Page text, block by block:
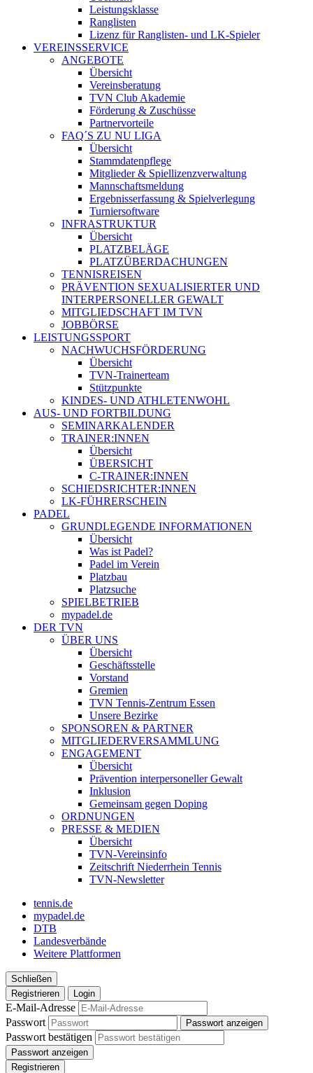
Leistungsklasse
Ranglisten
Lizenz für Ranglisten- und LK-Spieler
VEREINSSERVICE
ANGEBOTE
Übersicht
Vereinsberatung
TVN Club Akademie
Förderung & Zuschüsse
Partnervorteile
FAQ´S ZU NU LIGA
Übersicht
Stammdatenpflege
Mitglieder & Spiellizenzverwaltung
Mannschaftsmeldung
Ergebnisserfassung & Spielverlegung
Turniersoftware
INFRASTRUKTUR
Übersicht
PLATZBELÄGE
PLATZÜBERDACHUNGEN
TENNISREISEN
PRÄVENTION SEXUALISIERTER UND
INTERPERSONELLER GEWALT
MITGLIEDSCHAFT IM TVN
JOBBÖRSE
LEISTUNGSSPORT
NACHWUCHSFÖRDERUNG
Übersicht
TVN-Trainerteam
Stützpunkte
KINDES- UND ATHLETENWOHL
AUS- UND FORTBILDUNG
SEMINARKALENDER
TRAINER:INNEN
Übersicht
ÜBERSICHT
C-TRAINER:INNEN
SCHIEDSRICHTER:INNEN
LK-FÜHRERSCHEIN
PADEL
GRUNDLEGENDE INFORMATIONEN
Übersicht
Was ist Padel?
Padel im Verein
Platzbau
Platzsuche
SPIELBETRIEB
mypadel.de
DER TVN
ÜBER UNS
Übersicht
Geschäftsstelle
Vorstand
Gremien
TVN Tennis-Zentrum Essen
Unsere Bezirke
SPONSOREN & PARTNER
MITGLIEDERVERSAMMLUNG
ENGAGEMENT
Übersicht
Prävention interpersoneller Gewalt
Inklusion
Gemeinsam gegen Doping
ORDNUNGEN
PRESSE & MEDIEN
Übersicht
TVN-Vereinsinfo
Zeitschrift Niederrhein Tennis
TVN-Newsletter
tennis.de
mypadel.de
DTB
Landesverbände
Weitere Plattformen
Schließen
Registrieren
Login
E-Mail-Adresse
Passwort
Passwort anzeigen
Passwort bestätigen
Passwort anzeigen
Registrieren